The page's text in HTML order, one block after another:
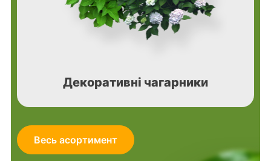
Декоративні чагарники
Весь асортимент